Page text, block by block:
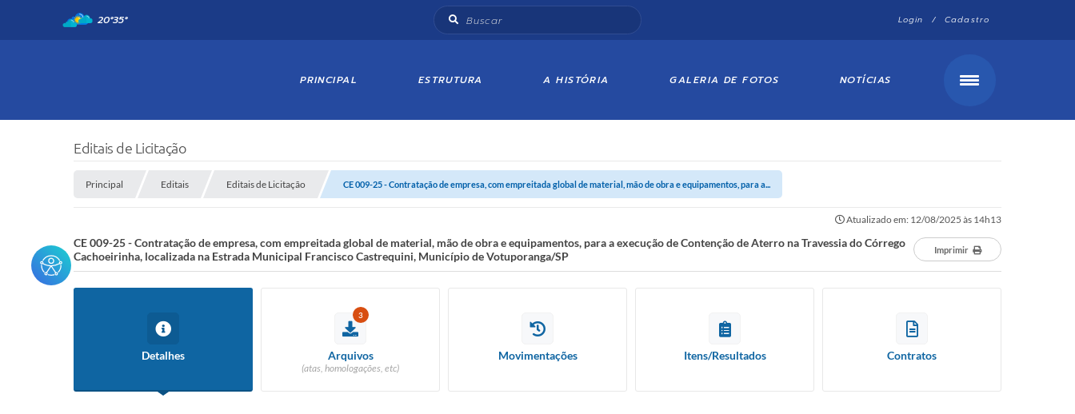
Login / Cadastro
20°35°
PRINCIPAL ESTRUTURA A HISTÓRIA GALERIA DE FOTOS NOTÍCIAS
Editais de Licitação
Principal Editais Editais de Licitação CE 009-25 - Contratação de empresa, com empreitada global de material, mão de obra e equipamentos, para a...
Atualizado em: 12/08/2025 às 14h13
CE 009-25 - Contratação de empresa, com empreitada global de material, mão de obra e equipamentos, para a execução de Contenção de Aterro na Travessia do Córrego
Cachoeirinha, localizada na Estrada Municipal Francisco Castrequini, Município de Votuporanga/SP
Imprimir
Detalhes
3
Arquivos
(atas, homologações, etc)
Movimentações Itens/Resultados Contratos